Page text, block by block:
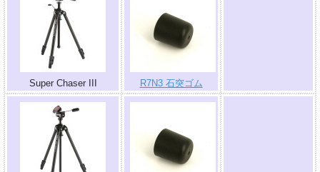
Super Chaser III R7N3 石突ゴム